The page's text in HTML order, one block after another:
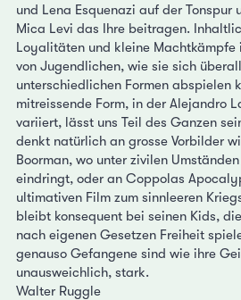
und Lena Esquenazi auf der Tonspur
Mica Levi das Ihre beitragen.
Loyalitäten und kleine Machtkämpfe
von Jugendlichen, wie sie sich
unterschiedlichen Formen abspielen
mitreissende Form, in der Alejandro
variiert, lässt uns Teil des Ganzen
denkt natürlich an grosse Vorbilder
Boorman, wo unter zivilen
eindringt, oder an Coppolas
ultimativen Film zum sinnleeren
bleibt konsequent bei seinen Kids,
nach eigenen Gesetzen Freiheit
genauso Gefangene sind wie ihre
unausweichlich, stark.
Walter Ruggle